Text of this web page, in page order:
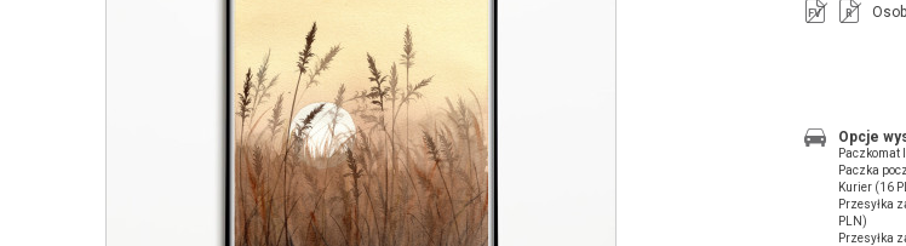
FV R
Opcje
Paczkomat
Paczka
Kurier (16
Przesyłka
PLN)
Przesyłka